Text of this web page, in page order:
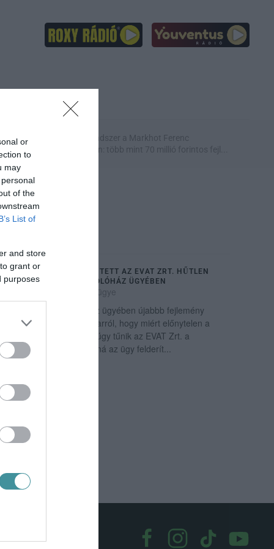
or
to
may
of the
List of
and store
grant or
purposes
BARTA AUTÓ
egri
Új hűtőrendszer a Markhot Ferenc
Kórházban: több mint 70 millió forintos fejl...
BÜNTETŐFELJELENTÉST TETT AZ EVAT ZRT. HŰTLEN
KEZELÉS MIATT A PARKOLÓHÁZ ÜGYÉBEN
Eger ügye
AKatona téri parkolóház ügyében újabbb fejlemény
történt. Korábban írtunk arról, hogy miért előnytelen a
parkolóház szerződése, úgy tűnik az EVAT Zrt. a
bűnüldöző szervekre bízná az ügy felderít...